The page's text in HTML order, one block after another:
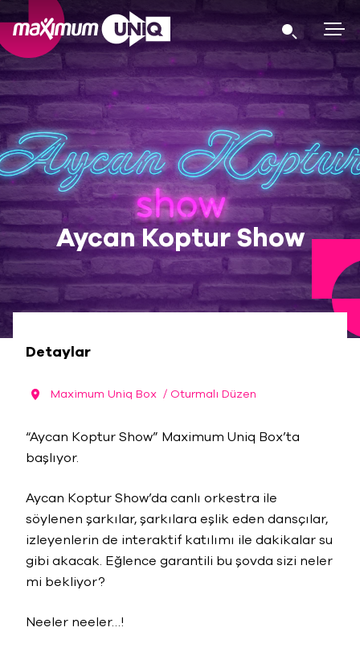
Aycan Koptur Show
Detaylar
Maximum Uniq Box / Oturmalı Düzen
“Aycan Koptur Show” Maximum Uniq Box’ta
başlıyor.
Aycan Koptur Show’da canlı orkestra ile
söylenen şarkılar, şarkılara eşlik eden dansçılar,
izleyenlerin de interaktif katılımı ile dakikalar su
gibi akacak. Eğlence garantili bu şovda sizi neler
mi bekliyor?
Neeler neeler…!